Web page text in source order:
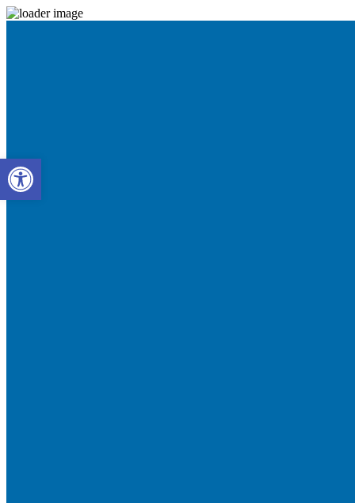
Abrir barra de herramientas